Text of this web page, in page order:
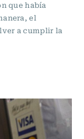
que había
el
a cumplir la